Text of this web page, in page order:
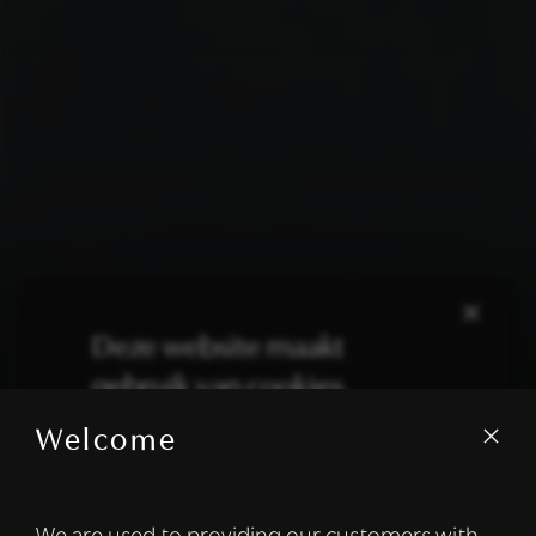
Welcome
×
Deze website maakt
gebruik van cookies.
We gebruiken cookies om inhoud en